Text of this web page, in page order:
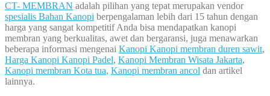
CT- MEMBRAN adalah pilihan yang tepat merupakan vendor
spesialis Bahan Kanopi berpengalaman lebih dari 15 tahun dengan
harga yang sangat kompetitif Anda bisa mendapatkan kanopi
membran yang berkualitas, awet dan bergaransi, juga menawarkan
beberapa informasi mengenai Kanopi Kanopi membran duren sawit,
Harga Kanopi Kanopi Padel, Kanopi Membran Wisata Jakarta,
Kanopi membran Kota tua, Kanopi membran ancol dan artikel
lainnya.